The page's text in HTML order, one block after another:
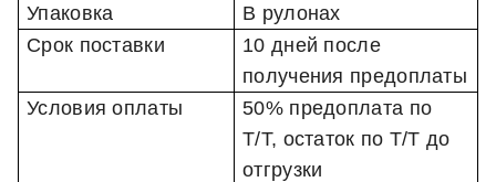
Упаковка
В рулонах
Срок поставки
10 дней после
получения предоплаты
Условия оплаты
50% предоплата по
T/T, остаток по T/T до
отгрузки